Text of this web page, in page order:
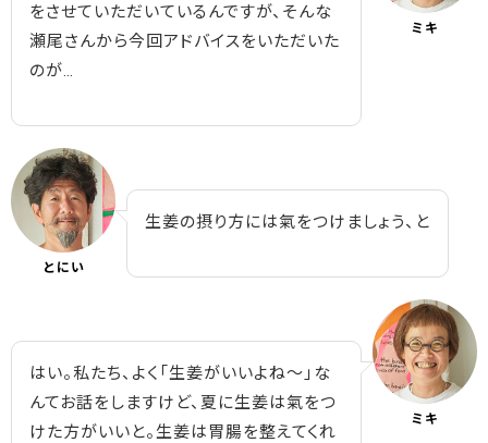
をさせていただいているんですが、そんな
瀬尾さんから今回アドバイスをいただいた
のが…
ミキ
とにい
生姜の摂り方には氣をつけましょう、と
はい。私たち、よく「生姜がいいよね～」な
んてお話をしますけど、夏に生姜は氣をつ
けた方がいいと。生姜は胃腸を整えてくれ
ミキ